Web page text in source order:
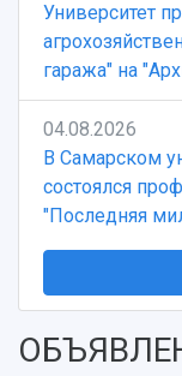
Университет
гаража" на
04.08.2026
В Самарском
состоялся
"Последняя